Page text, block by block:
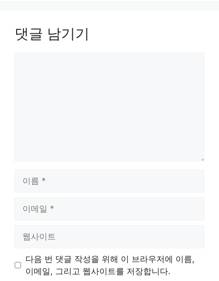
댓글 남기기
트
다음 번 댓글 작성을 위해 이 브라우저에 이름,
이메일, 그리고 웹사이트를 저장합니다.